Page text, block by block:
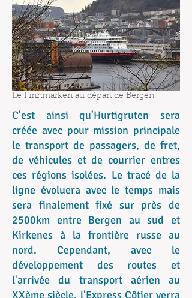
Le Finnmarken au départ de Bergen.
C'est ainsi qu'Hurtigruten sera
créée avec pour mission principale
le transport de passagers, de fret,
de véhicules et de courrier entres
ces régions isolées. Le tracé de la
ligne évoluera avec le temps mais
sera finalement fixé sur près de
2500km entre Bergen au sud et
Kirkenes à la frontière russe au
nord. Cependant, avec le
développement des routes et
l'arrivée du transport aérien au
XXème siècle, l'Express Côtier verra